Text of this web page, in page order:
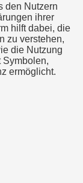
den Nutzern
ihrer
hilft dabei, die
zu verstehen,
die Nutzung
Symbolen,
ermöglicht.